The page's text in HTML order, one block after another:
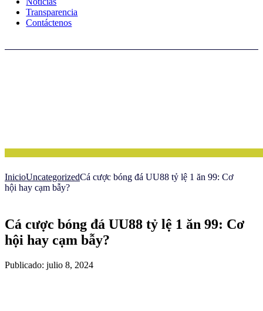
Transparencia
Contáctenos
InicioUncategorizedCá cược bóng đá UU88 tỷ lệ 1 ăn 99: Cơ
hội hay cạm bẫy?
Cá cược bóng đá UU88 tỷ lệ 1 ăn 99: Cơ
hội hay cạm bẫy?
Publicado: julio 8, 2024